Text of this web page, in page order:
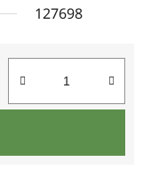
127698